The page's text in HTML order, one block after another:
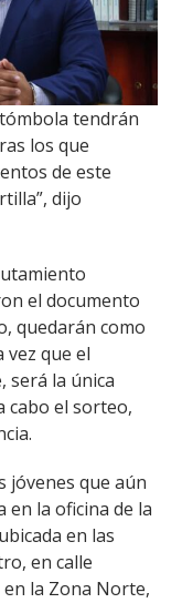
tendrán
los que
de este
dijo
el documento
quedarán como
que el
será la única
cabo el sorteo,
jóvenes que aún
la oficina de la
en las
en calle
la Zona Norte,